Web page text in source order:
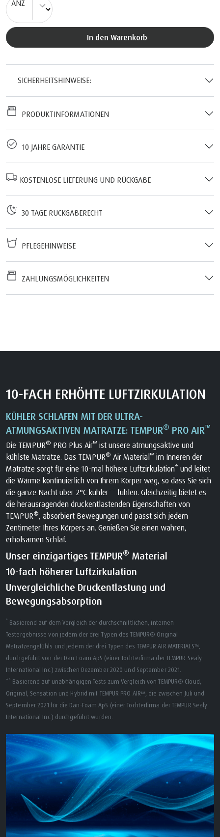
ANZ
In den Warenkorb
SICHERHEITSHINWEISE:
PRODUKTINFORMATIONEN
10 JAHRE GARANTIE
KOSTENLOSE LIEFERUNG UND RÜCKGABE
30 TAGE RÜCKGABERECHT
PFLEGEHINWEISE
ZAHLUNGSMÖGLICHKEITEN
10-FACH ERHÖHTE LUFTZIRKULATION
KÜHLER SCHLAFEN MIT DER ULTRA-
ATMUNGSAKTIVEN MATRATZE: TEMPUR® PRO AIR™
Die TEMPUR® PRO Plus Air™ ist unsere atmungsaktive und
kühlste Matratze. Das TEMPUR® Air Material™ im Inneren der
Matratze sorgt für eine 10-mal höhere Luftzirkulation* und leitet
die Wärme kontinuierlich von Ihrem Körper weg, so dass Sie sich
die ganze Nacht über 2°C kühler** fühlen. Gleichzeitig bietet es
die herausragenden druckentlastenden Eigenschaften von
TEMPUR®, absorbiert Bewegungen und passt sich jedem
Zentimeter Ihres Körpers an. Genießen Sie einen wahren,
erholsamen Schlaf.
Unser einzigartiges TEMPUR® Material
10-fach höherer Luftzirkulation
Unvergleichliche Druckentlastung und
Bewegungsabsorption
* Basierend auf dem Vergleich der durchschnittlichen, internen
Testergebnisse von jedem der drei Typen des TEMPUR® Original
Matratzengefühls und jedem der drei Typen des TEMPUR AIR MATERIALS™,
durchgeführt von der Dan-Foam ApS (einer Tochterfirma der TEMPUR Sealy
International Inc.) zwischen Dezember 2020 und September 2021.
** Basierend auf unabhängigen Tests zum Vergleich von TEMPUR® Cloud,
Original, Sensation und Hybrid mit TEMPUR PRO AIR™, die zwischen Juli und
September 2021 für die Dan-Foam ApS (einer Tochterfirma der TEMPUR Sealy
International Inc.) durchgeführt wurden.